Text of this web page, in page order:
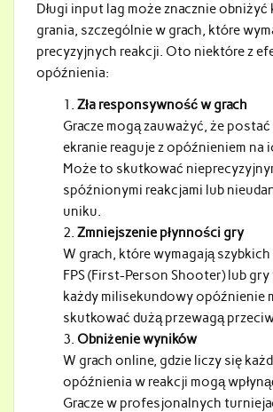
Długi input lag może znacznie
grania, szczególnie w grach, które
precyzyjnych reakcji. Oto niektóre z
opóźnienia:
Zła responsywność w grach
Gracze mogą zauważyć, że postać
ekranie reaguje z opóźnieniem na
Może to skutkować
spóźnionymi reakcjami lub
uniku.
Zmniejszenie płynności gry
W grach, które wymagają
FPS (First-Person Shooter) lub
każdy milisekundowy opóźnienie
skutkować dużą przewagą
Obniżenie wyników
W grach online, gdzie liczy się
opóźnienia w reakcji mogą
Gracze w profesjonalnych